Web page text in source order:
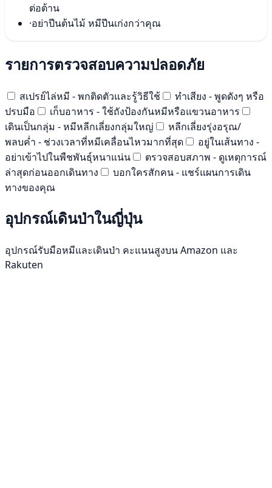
ต่อต้าน
·อย่าปีนต้นไม้ หมีปีนเก่งกว่าคุณ
รายการตรวจสอบความปลอดภัย
สเปรย์ไล่หมี - พกติดตัวและรู้วิธีใช้
ทำเสียง - พูดดังๆ หรือ
ปรบมือ
เก็บอาหาร - ใช้ถังป้องกันหมีหรือแขวนอาหาร
เดินเป็นกลุ่ม - หมีหลีกเลี่ยงกลุ่มใหญ่
หลีกเลี่ยงรุ่งอรุณ/
พลบค่ำ - ช่วงเวลาที่หมีเคลื่อนไหวมากที่สุด
อยู่ในเส้นทาง -
อย่าเข้าไปในพืชพันธุ์หนาแน่น
ตรวจสอบสภาพ - ดูเหตุการณ์
ล่าสุดก่อนออกเดินทาง
บอกใครสักคน - แชร์แผนการเดิน
ทางของคุณ
อุปกรณ์เดินป่าในญี่ปุ่น
อุปกรณ์รับมือหมีและเดินป่า คะแนนสูงบน Amazon และ
Rakuten